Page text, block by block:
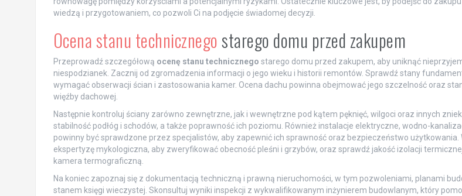
wiedzą i przygotowaniem, co pozwoli Ci na podjęcie świadomej decyzji.
Ocena stanu technicznegostarego domu przed zakupem
Przeprowadź szczegółową ocenę stanu technicznego starego domu przed zakupem, aby uniknąć
niespodzianek. Zacznij od zgromadzenia informacji o jego wieku i historii remontów. Sprawdź stany
wymagać obserwacji ścian i zastosowania kamer. Ocena dachu powinna obejmować jego szczelność oraz
więźby dachowej.
Następnie kontroluj ściany zarówno zewnętrzne, jak i wewnętrzne pod kątem pęknięć, wilgoci oraz innych
stabilność podłóg i schodów, a także poprawność ich poziomu. Również instalacje elektryczne, wodno-
powinny być sprawdzone przez specjalistów, aby zapewnić ich sprawność oraz bezpieczeństwo użytkowania.
ekspertyzę mykologiczna, aby zweryfikować obecność pleśni i grzybów, oraz sprawdź jakość izolacji
kamera termograficzną.
Na koniec zapoznaj się z dokumentacją techniczną i prawną nieruchomości, w tym pozwoleniami, planami
stanem księgi wieczystej. Skonsultuj wyniki inspekcji z wykwalifikowanym inżynierem budowlanym, który